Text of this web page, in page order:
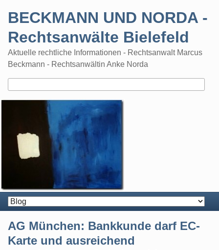
BECKMANN UND NORDA -
Rechtsanwälte Bielefeld
Aktuelle rechtliche Informationen - Rechtsanwalt Marcus
Beckmann - Rechtsanwältin Anke Norda
AG München: Bankkunde darf EC-
Karte und ausreichend